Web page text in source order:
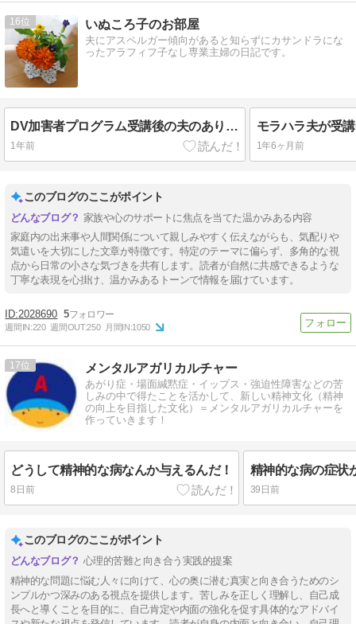
16 いぬころ子のお部屋
夫にアスペルガー傾向があると知らずにカサンドラにな
ったアラフィフ子なし専業主婦の日記です。
DV加害者プログラム受講後の夫のあり得ない言動
1年前 1年6ヶ月前
このブログのここがポイント
家族や心のサポートに焦点を当てた温かみある内容
家庭内の出来事や人間関係について親しみやすく伝えながらも、気配りや
気遣いを大切にした文章が特徴です。特定のテーマに偏らず、多角的な視
点から日常の小さな気づきを共有します。読者が自然に共感できるような
丁寧な表現を心掛け、温かみあるトーンで情報を届けています。
2028690 5
週間IN:220 週間OUT:250 月間IN:1050
17 メンタルアガリカルチャー
あがり症・場面緘黙症・イップス・強迫性障害などの苦
しみの中で得たことを活かして、新しい精神文化（精神
の向上を目指した文化）＝メンタルアガリカルチャーを
作っていきます！
どうして精神的な病なんか与えるんだ！
8日前 39日前
このブログのここがポイント
心理的苦難と向き合う実践的提案
精神的な問題に悩む人々に向けて、心の奥に潜む真実と向き合うためのシ
ンプルかつ深みのある視点を提供します。苦しみを正しく理解し、自己成
長へと導くことを目的に、自己肯定や内面の強化を促す具体的なアドバイ